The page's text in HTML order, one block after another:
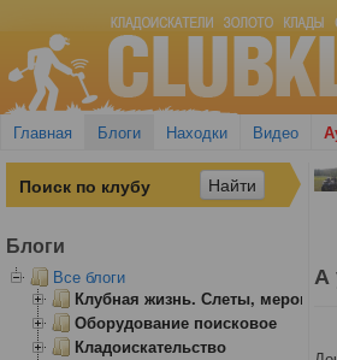
Главная Блоги Находки Видео
А
Блоги
Все блоги
Клубная жизнь. Слеты,
Оборудование поисковое
Кладоискательство